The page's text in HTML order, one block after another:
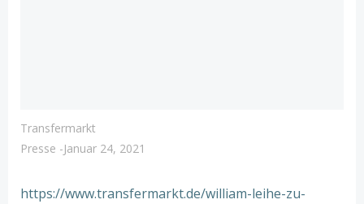
Transfermarkt
Presse -Januar 24, 2021
https://www.transfermarkt.de/william-leihe-zu-